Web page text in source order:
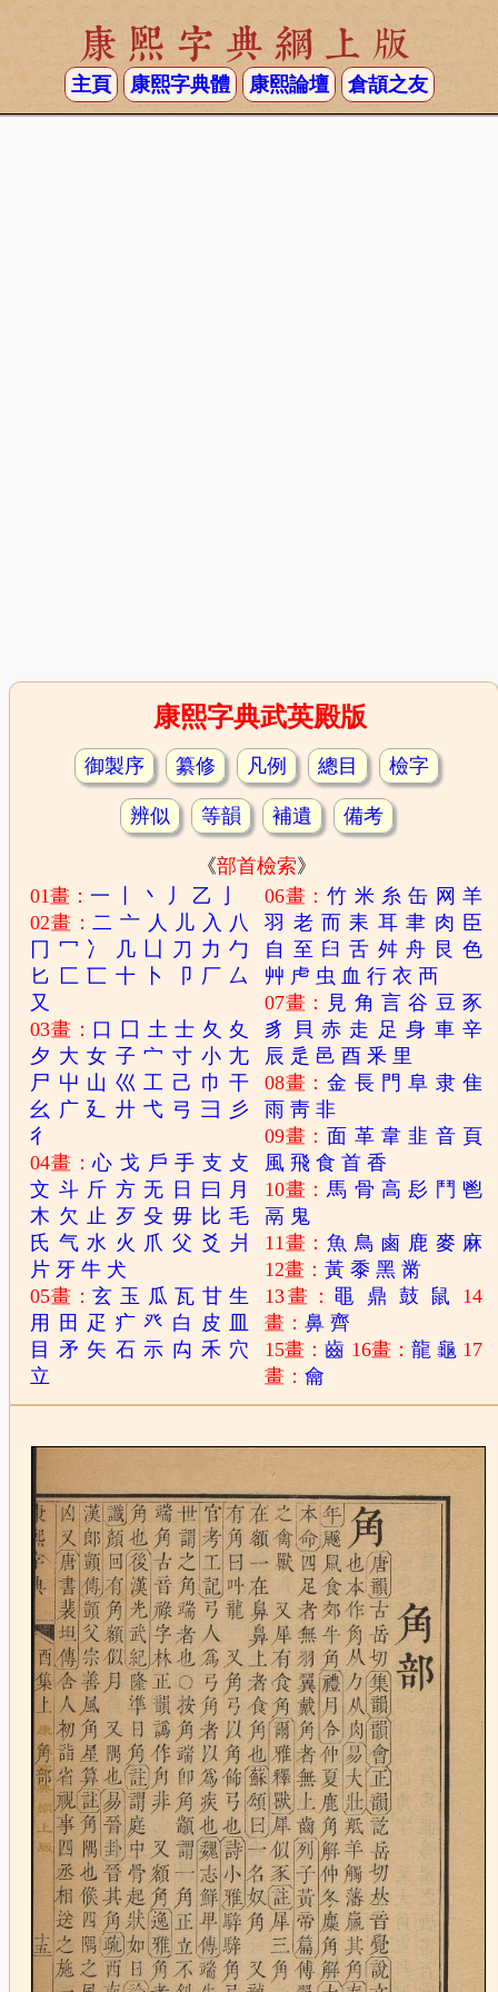
康熙字典網上版
主頁 康熙字典體 康熙論壇 倉頡之友
康熙字典武英殿版
御製序 纂修 凡例 總目 檢字
辨似 等韻 補遺 備考
《部首檢索》
01畫：一 丶 丿 乙
02畫：二 亠 人 儿 入 八
冂 冖 冫 几 凵 刀 力 勹
匕 匚 匸 十 卜 卩 厂 厶
又
03畫： 口 囗 土 士 夂 夊
夕 大 女 子 宀 寸 小 尢
尸 屮 山 巛 工 己 巾 干
幺 广 廴 廾 弋 弓 彐
彡
彳
04畫：心 戈 戶 手 支 攴
文 斗 斤 方 无 日 曰 月
木 欠 止 歹 殳 毋 比 毛
氏 气 水 火 爪 父 爻 爿
片 牙 牛 犬
05畫：玄 玉 瓜 瓦 甘 生
用
田 疋 疒 癶 白 皮
目
矛 矢 石 示 禸 禾 穴
立
06畫：竹 米 糸 缶 网 羊
羽 老 而 耒 耳 聿 肉 臣
自 至 臼 舌 舛 舟 艮 色
艸 虍 虫 血 行 衣 襾
07畫： 見 角 言 谷 豆 豕
豸
貝 赤 走 足 身 車 辛
辰 辵 邑 酉 釆 里
08畫：金 長 門 阜 隶 隹
雨 靑 非
09畫： 面 革 韋 韭 音 頁
風 飛 食 首 香
10畫：馬 骨 高 髟 鬥 鬯
鬲 鬼
11畫：魚 鳥 鹵 鹿 麥 麻
12畫：黃 黍 黑 黹
13畫： 黽 鼎 鼓 鼠
14
畫：鼻 齊
15畫：齒 16畫： 龍 龜 17
畫：龠